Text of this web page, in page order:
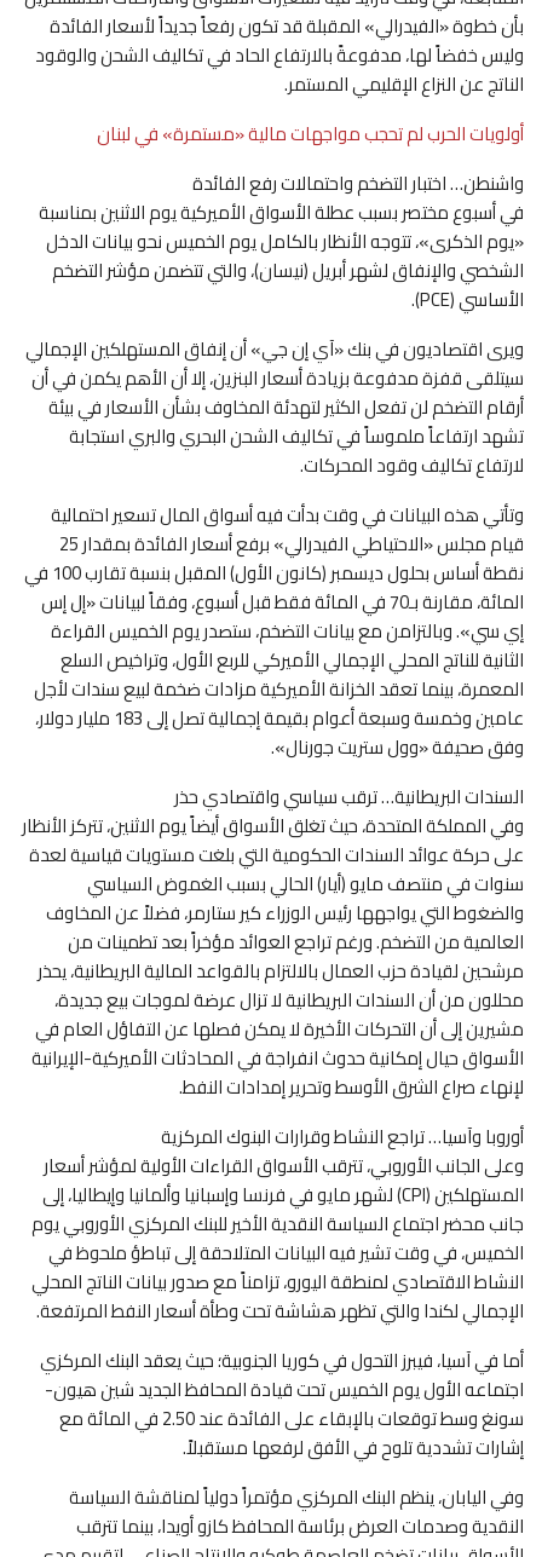
بأن خطوة «الفيدرالي» المقبلة قد تكون رفعاً جديداً لأسعار الفائدة
وليس خفضاً لها، مدفوعةً بالارتفاع الحاد في تكاليف الشحن والوقود
الناتج عن النزاع الإقليمي المستمر.
أولويات الحرب لم تحجب مواجهات مالية «مستمرة» في لبنان
واشنطن… اختبار التضخم واحتمالات رفع الفائدة
في أسبوع مختصر بسبب عطلة الأسواق الأميركية يوم الاثنين بمناسبة
«يوم الذكرى»، تتوجه الأنظار بالكامل يوم الخميس نحو بيانات الدخل
الشخصي والإنفاق لشهر أبريل (نيسان)، والتي تتضمن مؤشر التضخم
الأساسي (PCE).
ويرى اقتصاديون في بنك «آي إن جي» أن إنفاق المستهلكين الإجمالي
سيتلقى قفزة مدفوعة بزيادة أسعار البنزين، إلا أن الأهم يكمن في أن
أرقام التضخم لن تفعل الكثير لتهدئة المخاوف بشأن الأسعار في بيئة
تشهد ارتفاعاً ملموساً في تكاليف الشحن البحري والبري استجابة
لارتفاع تكاليف وقود المحركات.
وتأتي هذه البيانات في وقت بدأت فيه أسواق المال تسعير احتمالية
قيام مجلس «الاحتياطي الفيدرالي» برفع أسعار الفائدة بمقدار 25
نقطة أساس بحلول ديسمبر (كانون الأول) المقبل بنسبة تقارب 100 في
المائة، مقارنة بـ70 في المائة فقط قبل أسبوع، وفقاً لبيانات «إل إس
إي سي». وبالتزامن مع بيانات التضخم، ستصدر يوم الخميس القراءة
الثانية للناتج المحلي الإجمالي الأميركي للربع الأول، وتراخيص السلع
المعمرة، بينما تعقد الخزانة الأميركية مزادات ضخمة لبيع سندات لأجل
عامين وخمسة وسبعة أعوام بقيمة إجمالية تصل إلى 183 مليار دولار،
وفق صحيفة «وول ستريت جورنال».
السندات البريطانية… ترقب سياسي واقتصادي حذر
وفي المملكة المتحدة، حيث تغلق الأسواق أيضاً يوم الاثنين، تتركز الأنظار
على حركة عوائد السندات الحكومية التي بلغت مستويات قياسية لعدة
سنوات في منتصف مايو (أيار) الحالي بسبب الغموض السياسي
والضغوط التي يواجهها رئيس الوزراء كير ستارمر، فضلاً عن المخاوف
العالمية من التضخم. ورغم تراجع العوائد مؤخراً بعد تطمينات من
مرشحين لقيادة حزب العمال بالالتزام بالقواعد المالية البريطانية، يحذر
محللون من أن السندات البريطانية لا تزال عرضة لموجات بيع جديدة،
مشيرين إلى أن التحركات الأخيرة لا يمكن فصلها عن التفاؤل العام في
الأسواق حيال إمكانية حدوث انفراجة في المحادثات الأميركية-الإيرانية
لإنهاء صراع الشرق الأوسط وتحرير إمدادات النفط.
أوروبا وآسيا… تراجع النشاط وقرارات البنوك المركزية
وعلى الجانب الأوروبي، تترقب الأسواق القراءات الأولية لمؤشر أسعار
المستهلكين (CPI) لشهر مايو في فرنسا وإسبانيا وألمانيا وإيطاليا، إلى
جانب محضر اجتماع السياسة النقدية الأخير للبنك المركزي الأوروبي يوم
الخميس، في وقت تشير فيه البيانات المتلاحقة إلى تباطؤ ملحوظ في
النشاط الاقتصادي لمنطقة اليورو، تزامناً مع صدور بيانات الناتج المحلي
الإجمالي لكندا والتي تظهر هشاشة تحت وطأة أسعار النفط المرتفعة.
أما في آسيا، فيبرز التحول في كوريا الجنوبية؛ حيث يعقد البنك المركزي
اجتماعه الأول يوم الخميس تحت قيادة المحافظ الجديد شين هيون-
سونغ وسط توقعات بالإبقاء على الفائدة عند 2.50 في المائة مع
إشارات تشددية تلوح في الأفق لرفعها مستقبلاً.
وفي اليابان، ينظم البنك المركزي مؤتمراً دولياً لمناقشة السياسة
النقدية وصدمات العرض برئاسة المحافظ كازو أويدا، بينما تترقب